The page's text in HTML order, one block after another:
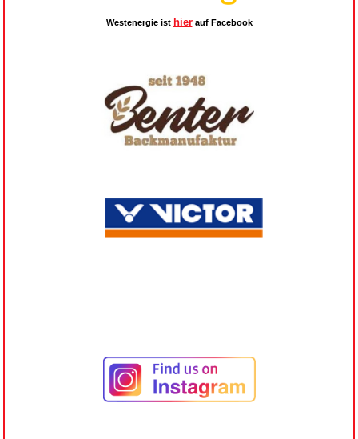
Westenergie ist hierauf Facebook